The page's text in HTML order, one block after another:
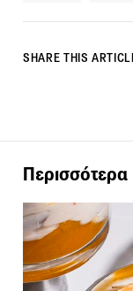
SHARE THIS
Περισσότερα